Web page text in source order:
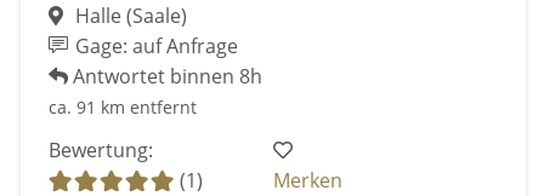
Halle (Saale)
Gage: auf Anfrage
Antwortet binnen 8h
ca. 91 km entfernt
Bewertung:
(1)
Merken